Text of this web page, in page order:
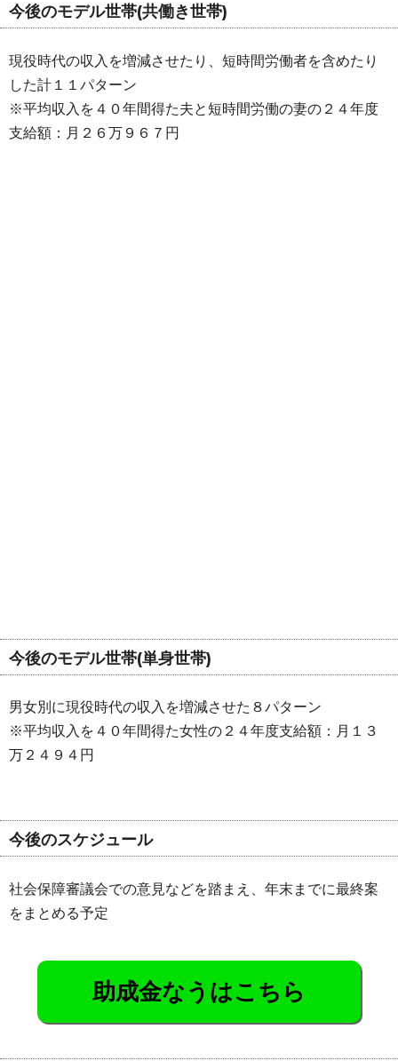
今後のモデル世帯(共働き世帯)
現役時代の収入を増減させたり、短時間労働者を含めたり
した計１１パターン
※平均収入を４０年間得た夫と短時間労働の妻の２４年度
支給額：月２６万９６７円
今後のモデル世帯(単身世帯)
男女別に現役時代の収入を増減させた８パターン
※平均収入を４０年間得た女性の２４年度支給額：月１３
万２４９４円
今後のスケジュール
社会保障審議会での意見などを踏まえ、年末までに最終案
をまとめる予定
助成金なうはこちら